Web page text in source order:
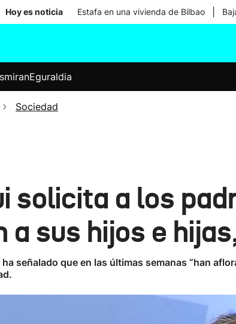
Hoy es noticia Estafa en una vivienda de Bilbao
Eguraldia
Sociedad
solicita a los
a sus hijos e
ha señalado que en las últimas semanas “han